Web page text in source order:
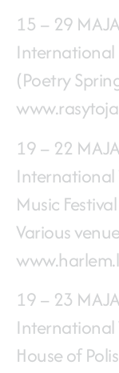
15 – 29 MAJA
International
(Poetry
19 – 22 MAJA
International
Music
Various
19 – 23 MAJA
International
House of